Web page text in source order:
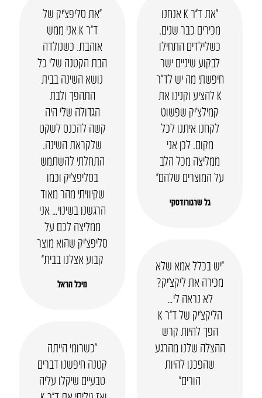
“את ד”ר K אנחנו
מכירים כבר שנים.
כשלילדים התחילו
לבקוע שיניים ישר
חיפשתי מה יש לד”ר
K להציע וקנינו את
קמילצ’יק שפשוט
לקחנו איתנו לכל
מקום. לכן אני
ממליצה מכל הלב
על המוצרים שלהם”
גל שרגורודסקי
“את סליפצ’יק של
ד”ר K אני ממש
אוהבת. כשנולדה
הבת הקטנה שלי כל
נושא השינה בבית
התהפך ולבת
הגדולה שלי היה
קשה להכנס לשקט
שלקראת השינה.
התחלתי להשתמש
בסליפצ’יק וכמו
שקיוויתי מהר מאוד
הרגשנו בשינוי… אני
ממליצה לכם על
סליפצ’יק שהוא מוצר
קבוע אצלנו בבית”
מיכל הראל
“יש בכלל אמא שלא
מכירה את ליקצ’יק?
לא נראה לי…
הליקצ’יק של ד”ר K
הפך להיות קרש
ההצלה שלנו מהרגע
שהפכנו להיות
הורים”
“כשרומי הייתה
קטנה חיפשנו דברים
טבעיים שיקלו עליה